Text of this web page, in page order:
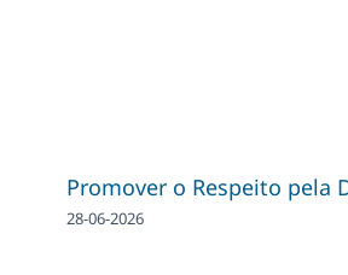
Promover o Respeito pela
28-06-2026